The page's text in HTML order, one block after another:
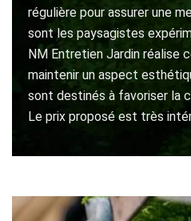
régulière pour assurer une
sont les paysagistes
NM Entretien Jardin réalise
maintenir un aspect
sont destinés à favoriser la
Le prix proposé est très